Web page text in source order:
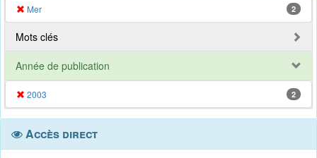
Mer 2
Mots clés
Année de publication
2003 2
Accès direct